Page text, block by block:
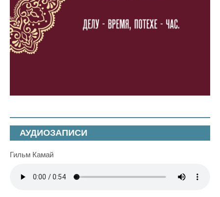
АУДИОЗАПИСИ
Гильм Камай